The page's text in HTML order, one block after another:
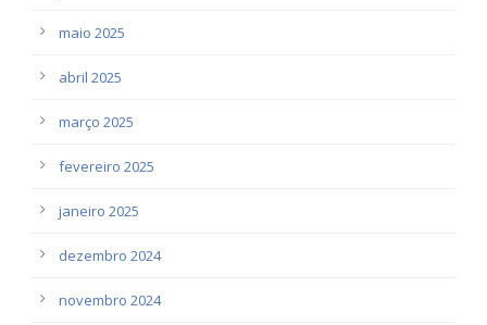
maio 2025
abril 2025
março 2025
fevereiro 2025
janeiro 2025
dezembro 2024
novembro 2024